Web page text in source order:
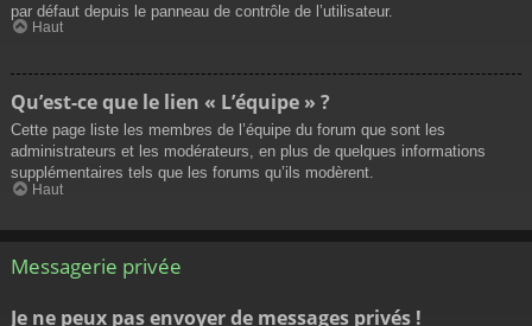
par défaut depuis le panneau de contrôle de l’utilisateur.
Haut
Qu’est-ce que le lien « L’équipe » ?
Cette page liste les membres de l’équipe du forum que sont les
administrateurs et les modérateurs, en plus de quelques informations
supplémentaires tels que les forums qu’ils modèrent.
Haut
Messagerie privée
Je ne peux pas envoyer de messages privés !